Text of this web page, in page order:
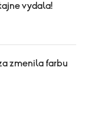
vydala!